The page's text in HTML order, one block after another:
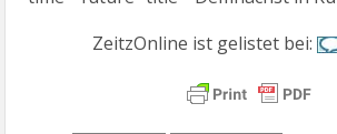
ZeitzOnline ist gelistet bei: